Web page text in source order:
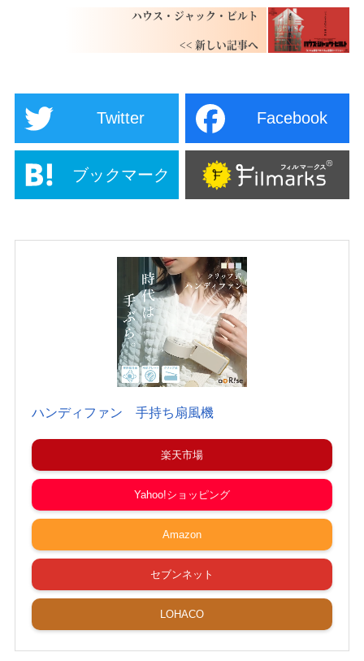
ハウス・ジャック・ビルト
Twitter Facebook
ブックマーク
ハンディファン 手持ち扇風機
楽天市場
Yahoo!ショッピング
Amazon
セブンネット
LOHACO